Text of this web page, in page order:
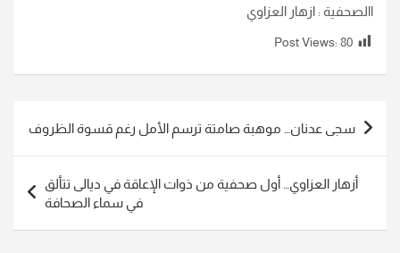
االصحفية : ازهار العزاوي
Post Views: 80
تصفّح
المقالات
سجى عدنان… موهبة صامتة ترسم الأمل رغم قسوة الظروف
أزهار العزاوي… أول صحفية من ذوات الإعاقة في ديالى تتألق
في سماء الصحافة